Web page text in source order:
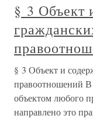
§ 3 Объект
§ 3 Объект и
правоотношений В
объектом любого
направлено это